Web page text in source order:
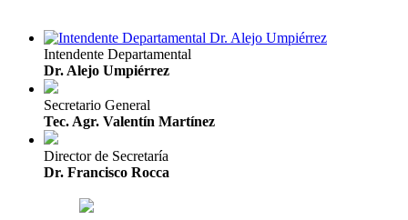
Intendente Departamental
Dr. Alejo Umpiérrez
Secretario General
Tec. Agr. Valentín Martínez
Director de Secretaría
Dr. Francisco Rocca